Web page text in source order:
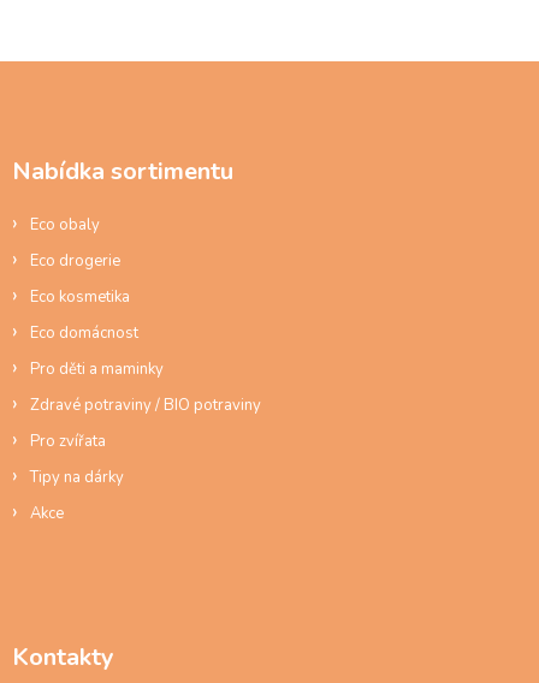
Nabídka sortimentu
Eco obaly
Eco drogerie
Eco kosmetika
Eco domácnost
Pro děti a maminky
Zdravé potraviny / BIO potraviny
Pro zvířata
Tipy na dárky
Akce
Kontakty